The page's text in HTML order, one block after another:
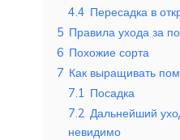
4.4 Пересадка в
5 Правила ухода за
6 Похожие сорта
7 Как выращивать
7.1 Посадка
7.2 Дальнейший
невидимо